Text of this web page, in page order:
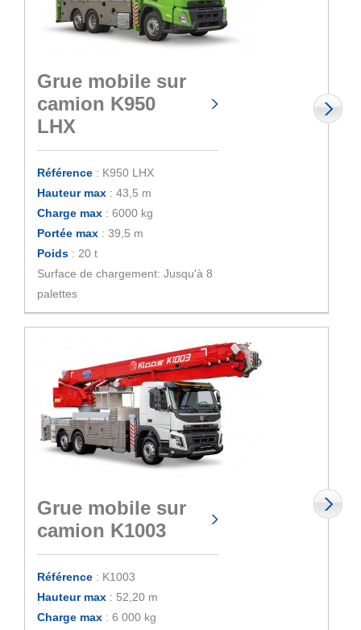
Grue mobile sur
camion K950
LHX
Référence : K950 LHX
Hauteur max : 43,5 m
Charge max : 6000 kg
Portée max : 39,5 m
Poids : 20 t
Surface de chargement: Jusqu'à 8
palettes
Grue mobile sur
camion K1003
Référence : K1003
Hauteur max : 52,20 m
Charge max : 6 000 kg